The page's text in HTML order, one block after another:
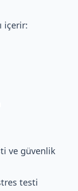
içerir:
ve güvenlik
testi